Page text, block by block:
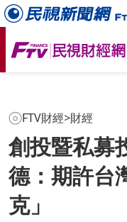
FTV財經>財經
創投暨私
德：期許台
克」